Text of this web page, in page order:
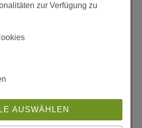
bis Donnerstag 08:00 bis 18:00;
oder
zur Verfügung zu
AUSWÄHLEN